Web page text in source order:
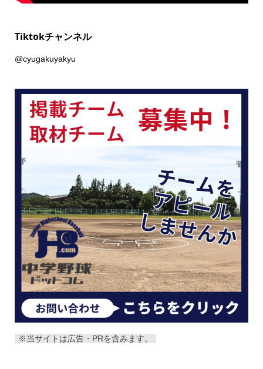
Tiktokチャンネル
@cyugakuyakyu
※当サイトは広告・PRを含みます。